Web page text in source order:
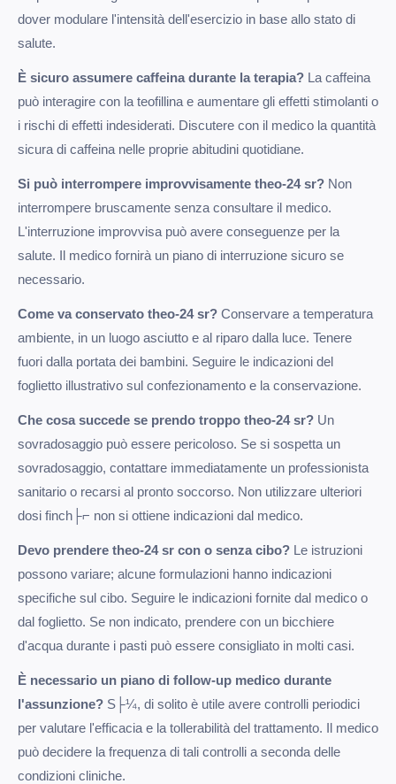
dover modulare l'intensità dell'esercizio in base allo stato di
salute.
È sicuro assumere caffeina durante la terapia? La caffeina
può interagire con la teofillina e aumentare gli effetti stimolanti o
i rischi di effetti indesiderati. Discutere con il medico la quantità
sicura di caffeina nelle proprie abitudini quotidiane.
Si può interrompere improvvisamente theo-24 sr? Non
interrompere bruscamente senza consultare il medico.
L'interruzione improvvisa può avere conseguenze per la
salute. Il medico fornirà un piano di interruzione sicuro se
necessario.
Come va conservato theo-24 sr? Conservare a temperatura
ambiente, in un luogo asciutto e al riparo dalla luce. Tenere
fuori dalla portata dei bambini. Seguire le indicazioni del
foglietto illustrativo sul confezionamento e la conservazione.
Che cosa succede se prendo troppo theo-24 sr? Un
sovradosaggio può essere pericoloso. Se si sospetta un
sovradosaggio, contattare immediatamente un professionista
sanitario o recarsi al pronto soccorso. Non utilizzare ulteriori
dosi finch├⌐ non si ottiene indicazioni dal medico.
Devo prendere theo-24 sr con o senza cibo? Le istruzioni
possono variare; alcune formulazioni hanno indicazioni
specifiche sul cibo. Seguire le indicazioni fornite dal medico o
dal foglietto. Se non indicato, prendere con un bicchiere
d'acqua durante i pasti può essere consigliato in molti casi.
È necessario un piano di follow-up medico durante
l'assunzione? S├¼, di solito è utile avere controlli periodici
per valutare l'efficacia e la tollerabilità del trattamento. Il medico
può decidere la frequenza di tali controlli a seconda delle
condizioni cliniche.